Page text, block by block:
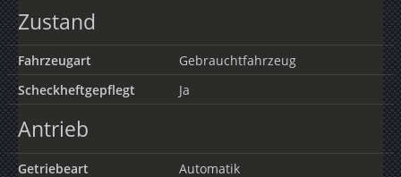
Zustand
Fahrzeugart
Gebrauchtfahrzeug
Scheckheftgepflegt
Ja
Antrieb
Getriebeart
Automatik